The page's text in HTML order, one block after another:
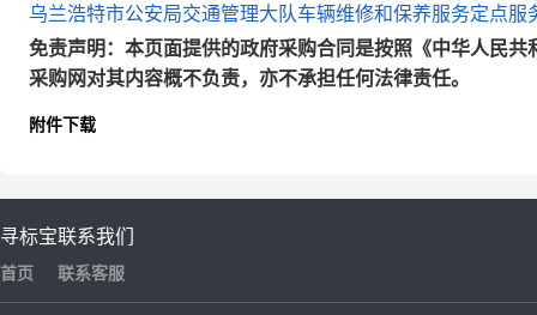
乌兰浩特市公安局交通管理大队车辆维修和保养服务定点服
免责声明：本页面提供的政府采购合同是按照《中华人民
采购网对其内容概不负责，亦不承担任何法律责任。
附件下载
寻标宝
首页
联系我们
联系客服